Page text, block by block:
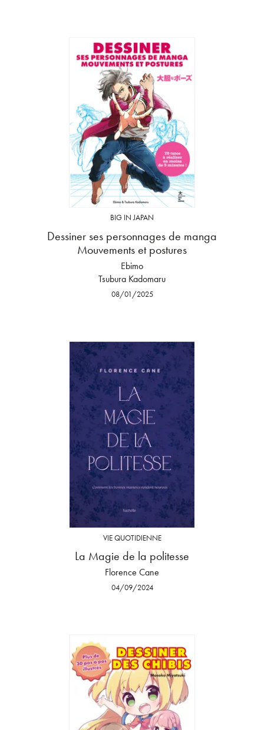
BIG IN JAPAN
Dessiner ses personnages de manga
Mouvements et postures
Ebimo
Tsubura Kadomaru
08/01/2025
VIE QUOTIDIENNE
La Magie de la politesse
Florence Cane
04/09/2024